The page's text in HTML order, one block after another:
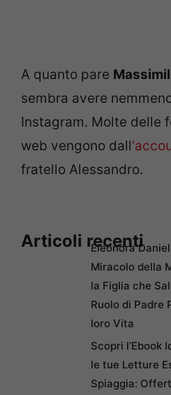
A quanto pare
sembra avere
Instagram. Molte delle
web vengono dall
fratello Alessandro.
Articoli recenti
Eleonora
Miracolo della
la Figlia che
Ruolo di Padre
loro Vita
Scopri l’Ebook
le tue Letture
Spiaggia: